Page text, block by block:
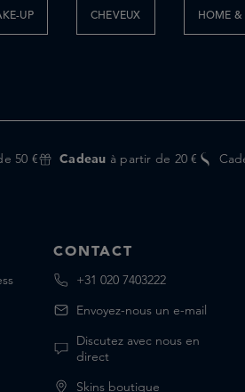
UP CHEVEUX HOME &
50 € Cadeau à partir de 20 €
CONTACT
+31 020 7403222
Envoyez-nous un e-mail
Discutez avec nous en
direct
Skins boutique